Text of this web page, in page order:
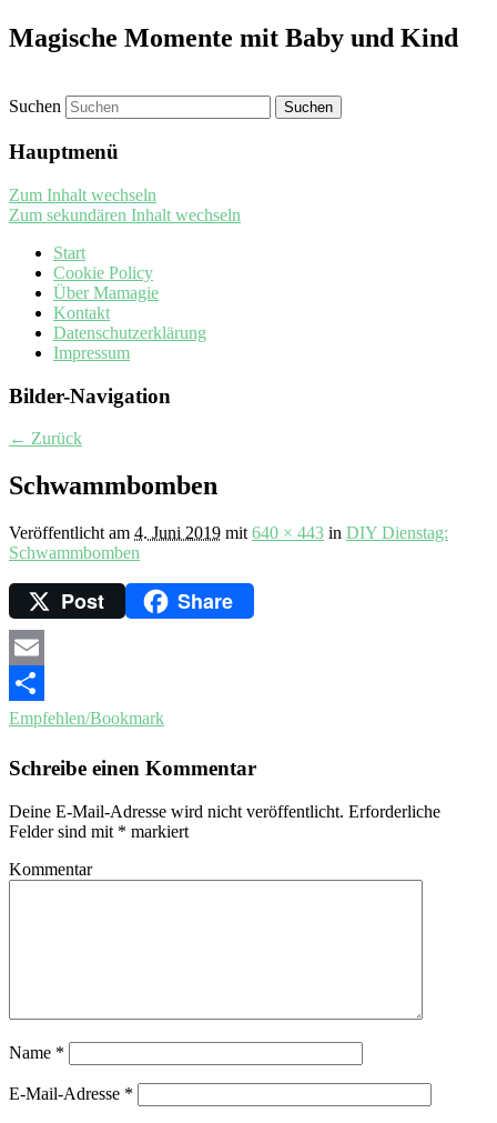
Magische Momente mit Baby und Kind
Suchen
Hauptmenü
Zum Inhalt wechseln
Zum sekundären Inhalt wechseln
Start
Cookie Policy
Über Mamagie
Kontakt
Datenschutzerklärung
Impressum
Bilder-Navigation
← Zurück
Schwammbomben
Veröffentlicht am 4. Juni 2019 mit 640 × 443 in DIY Dienstag:
Schwammbomben
Post Share
Email
Empfehlen/Bookmark
Schreibe einen Kommentar
Deine E-Mail-Adresse wird nicht veröffentlicht. Erforderliche
Felder sind mit * markiert
Kommentar
Name *
E-Mail-Adresse *